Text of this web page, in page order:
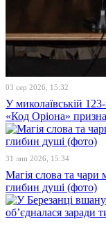
03 сер 2026, 15:32
У миколаївській
«Код Оріона»
31 лип 2026, 15:34
Магія слова та чари
глибин душі (фото)